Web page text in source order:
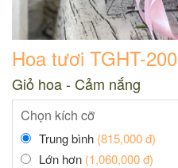
Hoa tươi TGHT-
Giỏ hoa - Cảm nắng
Chọn kích cỡ
Trung bình (815,000 đ)
Lớn hơn (1,060,000 đ)